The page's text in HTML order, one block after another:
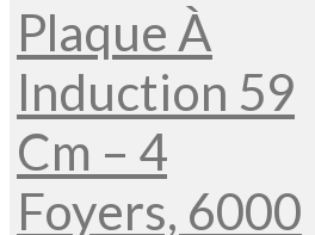
Plaque À
Induction 59
Cm – 4
Foyers, 6000